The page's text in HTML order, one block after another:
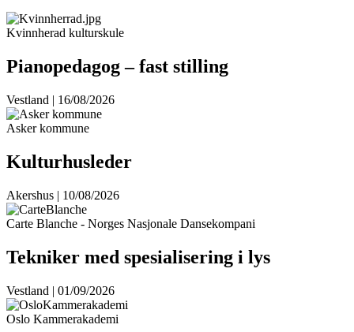
Kvinnherad kulturskule
Pianopedagog – fast stilling
Vestland | 16/08/2026
Asker kommune
Kulturhusleder
Akershus | 10/08/2026
Carte Blanche - Norges Nasjonale Dansekompani
Tekniker med spesialisering i lys
Vestland | 01/09/2026
Oslo Kammerakademi